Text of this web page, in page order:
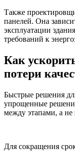
Также
панелей. Она
эксплуатации
требований к
Как
потери
Быстрые решения
упрощенные
между этапами, а
Для сокращения